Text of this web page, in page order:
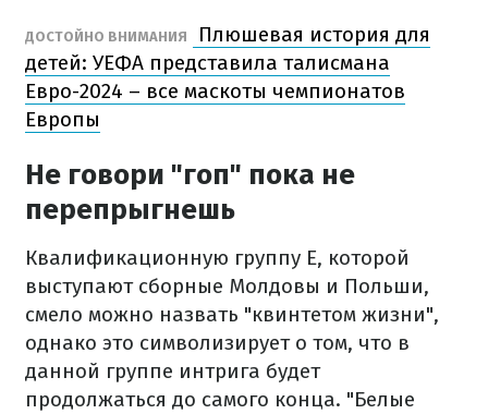
ДОСТОЙНО ВНИМАНИЯ
Плюшевая история для
детей: УЕФА представила талисмана
Евро-2024 – все маскоты чемпионатов
Европы
Не говори "гоп" пока не
перепрыгнешь
Квалификационную группу Е, которой
выступают сборные Молдовы и Польши,
смело можно назвать "квинтетом жизни",
однако это символизирует о том, что в
данной группе интрига будет
продолжаться до самого конца. "Белые